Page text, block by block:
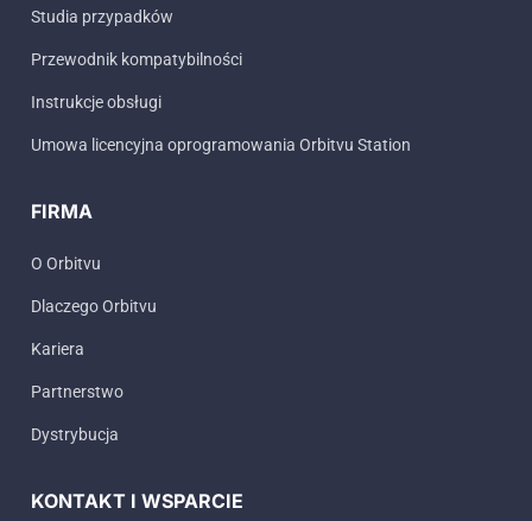
Studia przypadków
Przewodnik kompatybilności
Instrukcje obsługi
Umowa licencyjna oprogramowania Orbitvu Station
FIRMA
O Orbitvu
Dlaczego Orbitvu
Kariera
Partnerstwo
Dystrybucja
KONTAKT I WSPARCIE